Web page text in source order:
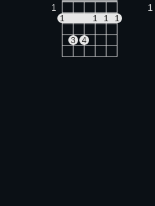
1
1 1 1 1
3 4
1